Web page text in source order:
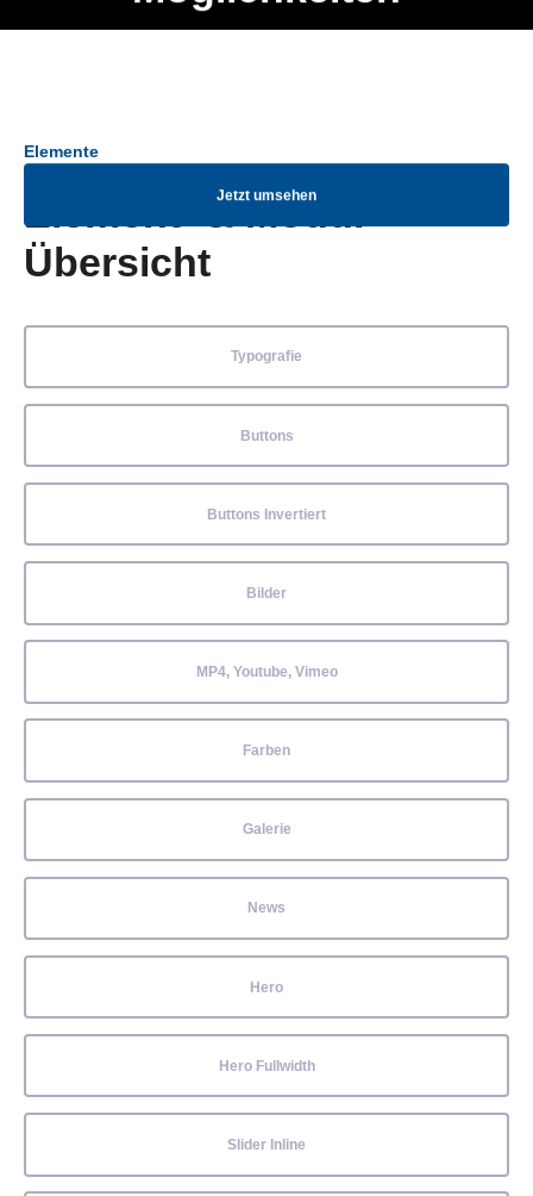
Jetzt umsehen
Elemente
Element- & Modul-
Übersicht
Typografie
Buttons
Buttons Invertiert
Bilder
MP4, Youtube, Vimeo
Farben
Galerie
News
Hero
Hero Fullwidth
Slider Inline